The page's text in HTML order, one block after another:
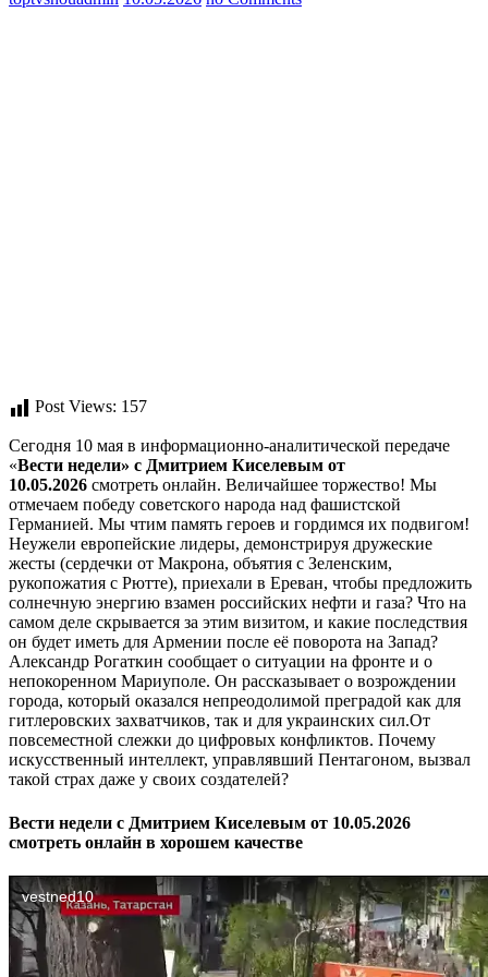
Post Views: 157
Сегодня 10 мая в информационно-аналитической передаче
«Вести недели» с Дмитрием Киселевым от
10.05.2026 смотреть онлайн. Величайшее торжество! Мы
отмечаем победу советского народа над фашистской
Германией. Мы чтим память героев и гордимся их подвигом!
Неужели европейские лидеры, демонстрируя дружеские
жесты (сердечки от Макрона, объятия с Зеленским,
рукопожатия с Рютте), приехали в Ереван, чтобы предложить
солнечную энергию взамен российских нефти и газа? Что на
самом деле скрывается за этим визитом, и какие последствия
он будет иметь для Армении после её поворота на Запад?
Александр Рогаткин сообщает о ситуации на фронте и о
непокоренном Мариуполе. Он рассказывает о возрождении
города, который оказался непреодолимой преградой как для
гитлеровских захватчиков, так и для украинских сил.От
повсеместной слежки до цифровых конфликтов. Почему
искусственный интеллект, управлявший Пентагоном, вызвал
такой страх даже у своих создателей?
Вести недели с Дмитрием Киселевым от 10.05.2026
смотреть онлайн в хорошем качестве